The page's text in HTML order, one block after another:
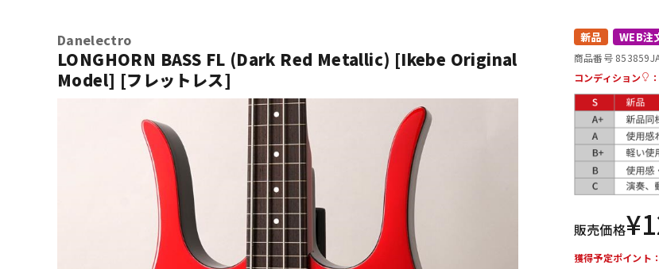
ウクレレ
キーボード 電子ピアノ 管楽器 その他楽器
DJ機器 DTM レコーデ
グ機器
ヴィンテージ
Danelectro
LONGHORN BASS FL (Dark Red Metallic) [Ikebe Original
Model] [フレットレス]
新品 WEB注
商品番号 853859
コンディション
：
販売価格¥
獲得予定ポイント：